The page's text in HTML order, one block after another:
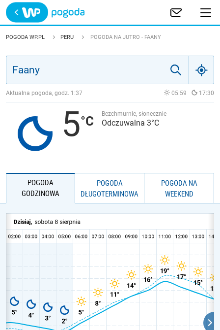
Trwa ładowanie
POLSKA
JAKOŚĆ POWIETRZA
POGODA WP.PL PERU POGODA NA JUTRO - FAANY
Aktualna pogoda, godz. 1:37 05:59 17:30
5 Bezchmurnie, słonecznie
Odczuwalna 3°C
POGODA
GODZINOWA
POGODA
DŁUGOTERMINOWA
POGODA NA
WEEKEND